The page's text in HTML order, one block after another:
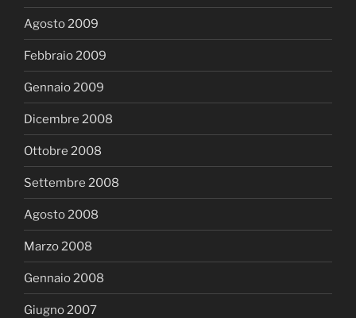
Agosto 2009
Febbraio 2009
Gennaio 2009
Dicembre 2008
Ottobre 2008
Settembre 2008
Agosto 2008
Marzo 2008
Gennaio 2008
Giugno 2007